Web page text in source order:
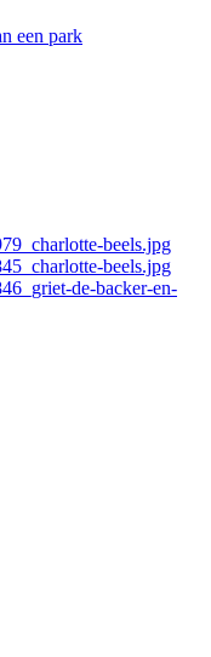
een park
beels.jpg
beels.jpg
de-backer-en-